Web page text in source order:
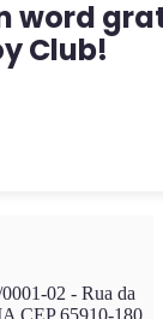
word
Club!
02 - Rua da
CEP 65910-180